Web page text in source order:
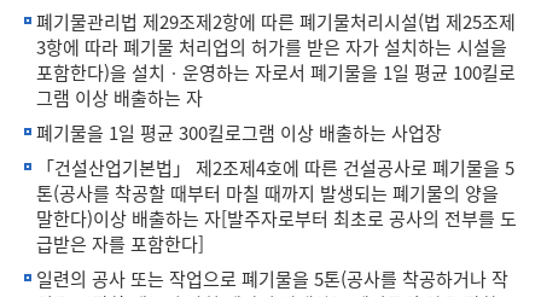
폐기물관리법 제29조제2항에 따른 폐기물처리시설(법 제25조제
3항에 따라 폐기물 처리업의 허가를 받은 자가 설치하는 시설을
포함한다)을 설치ㆍ운영하는 자로서 폐기물을 1일 평균 100킬로
그램 이상 배출하는 자
폐기물을 1일 평균 300킬로그램 이상 배출하는 사업장
「건설산업기본법」 제2조제4호에 따른 건설공사로 폐기물을 5
톤(공사를 착공할 때부터 마칠 때까지 발생되는 폐기물의 양을
말한다)이상 배출하는 자[발주자로부터 최초로 공사의 전부를 도
급받은 자를 포함한다]
일련의 공사 또는 작업으로 폐기물을 5톤(공사를 착공하거나 작